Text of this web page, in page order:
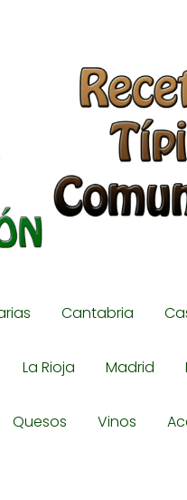
Cantabria
La Rioja Madrid
Quesos Vinos